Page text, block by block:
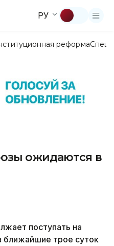
РУ
реформа
ожидаются в
поступать на
ближайшие трое суток